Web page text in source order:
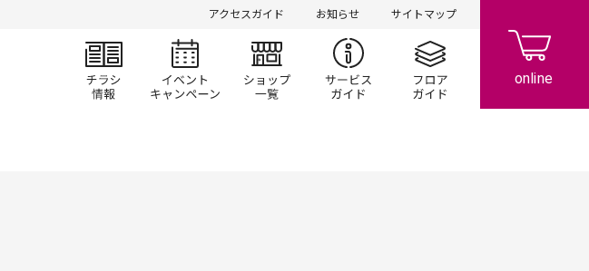
アクセスガイド お知らせ サイトマップ
チラシ情報 イベント/キャンペーン
ショップ一覧 サービスガイドフロアガイド